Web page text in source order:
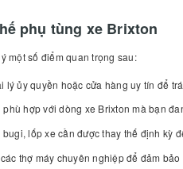
phụ tùng xe Brixton
một số điểm quan trọng sau:
lý ủy quyền hoặc cửa hàng uy tín để
hợp với dòng xe Brixton mà bạn
lốp xe cần được thay thế định kỳ
thợ máy chuyên nghiệp để đảm